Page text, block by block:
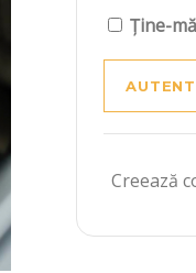
Ține-
Creează